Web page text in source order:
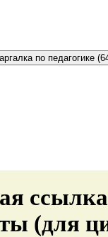
по педагогике
(для